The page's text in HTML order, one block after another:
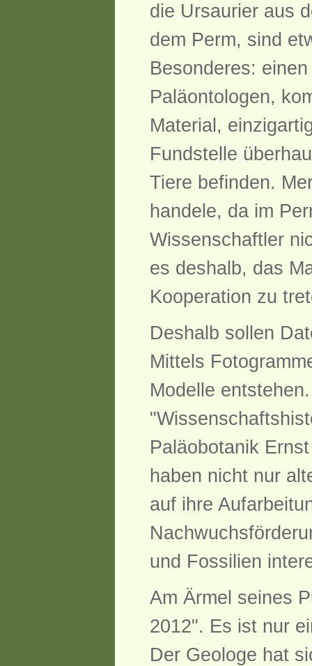
die Ursaurier aus
dem Perm, sind
Besonderes:
Paläontologen,
Material,
Fundstelle
Tiere befinden.
handele, da im
Wissenschaftler
es deshalb, das
Kooperation zu
Deshalb sollen
Mittels
Modelle
Paläobotanik
haben nicht nur
auf ihre
und Fossilien
Am Ärmel seines
2012". Es ist nur
Der Geologe hat